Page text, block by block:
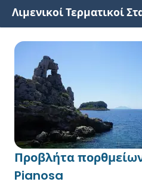
Λιμενικοί Τερματικοί
Προβλήτα
Pianosa